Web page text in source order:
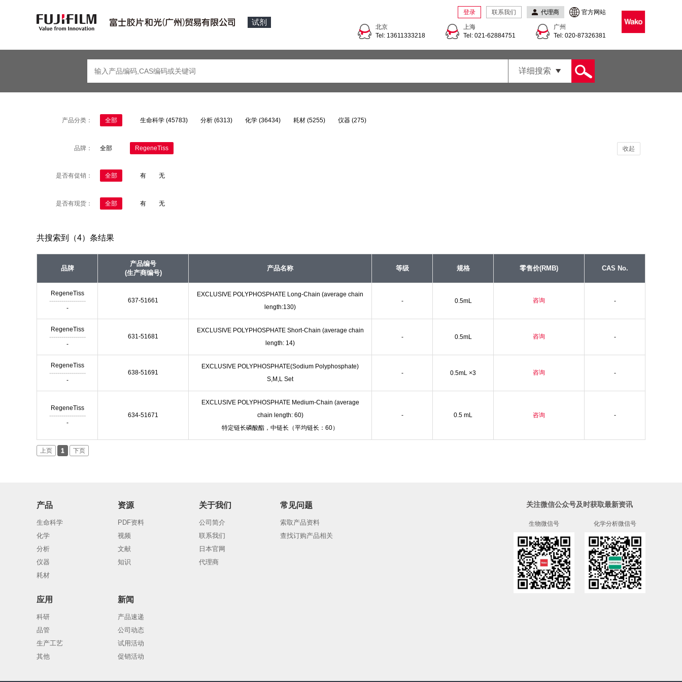
试剂
登录 联系我们 代理商 官方网站
北京
Tel: 13611333218
上海
Tel: 021-62884751
广州
Tel: 020-87326381
详细搜索
产品分类： 全部 生命科学 (45783) 分析 (6313) 化学 (36434) 耗材 (5255) 仪器 (275)
收起
品牌： 全部 RegeneTiss
是否有促销： 全部 有 无
是否有现货： 全部 有 无
共搜索到（4）条结果
品牌
产品编号
(生产商编号)
产品名称 等级 规格 零售价(RMB) CAS No.
RegeneTiss
------------------
-
637-51661
EXCLUSIVE POLYPHOSPHATE Long-Chain (average chain
length:130)
- 0.5mL 咨询 -
RegeneTiss
------------------
-
631-51681
EXCLUSIVE POLYPHOSPHATE Short-Chain (average chain
length: 14)
- 0.5mL 咨询 -
RegeneTiss
------------------
-
638-51691
EXCLUSIVE POLYPHOSPHATE(Sodium Polyphosphate)
S,M,L Set
- 0.5mL ×3 咨询 -
RegeneTiss
------------------
-
634-51671
EXCLUSIVE POLYPHOSPHATE Medium-Chain (average
chain length: 60)
特定链长磷酸酯，中链长（平均链长：60）
- 0.5 mL 咨询 -
上页 1 下页
产品
生命科学
化学
分析
仪器
耗材
资源
PDF资料
视频
文献
知识
关于我们
公司简介
联系我们
日本官网
代理商
常见问题
索取产品资料
查找订购产品相关
应用
科研
品管
生产工艺
其他
新闻
产品速递
公司动态
试用活动
促销活动
关注微信公众号及时获取最新资讯
生物微信号 化学分析微信号